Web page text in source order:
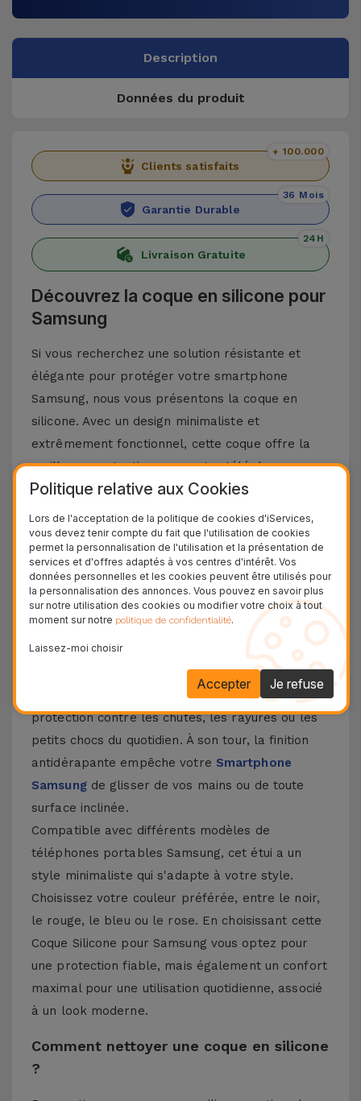
Description
Données du produit
Clients satisfaits
+ 100.000
Garantie Durable
36 Mois
Livraison Gratuite
24H
Découvrez la coque en silicone pour
Samsung
Si vous recherchez une solution résistante et
élégante pour protéger votre smartphone
Samsung, nous vous présentons la coque en
silicone. Avec un design minimaliste et
extrêmement fonctionnel, cette coque offre la
meilleure protection pour votre téléphone
portable, combinée à un toucher doux sans
négliger le design et les fonctionnalités
emblématiques de votre téléphone portable
Samsung.
Découvrez les avantages d'une coque en
silicone Samsung
La coque en silicone pour Samsung se distingue
par sa légèreté et sa flexibilité. Fabriqué à partir
de matériaux de haute qualité, vous aurez une
protection contre les chutes, les rayures ou les
petits chocs du quotidien. À son tour, la finition
antidérapante empêche votre Smartphone
Samsungde glisser de vos mains ou de toute
surface inclinée.
Compatible avec différents modèles de
téléphones portables Samsung, cet étui a un
style minimaliste qui s'adapte à votre style.
Choisissez votre couleur préférée, entre le noir,
le rouge, le bleu ou le rose. En choisissant cette
Coque Silicone pour Samsung vous optez pour
une protection fiable, mais également un confort
maximal pour une utilisation quotidienne, associé
à un look moderne.
Comment nettoyer une coque en silicone
?
Politique relative aux Cookies
Lors de l'acceptation de la politique de cookies d'iServices,
vous devez tenir compte du fait que l'utilisation de cookies
permet la personnalisation de l'utilisation et la présentation de
services et d'offres adaptés à vos centres d'intérêt. Vos
données personnelles et les cookies peuvent être utilisés pour
la personnalisation des annonces. Vous pouvez en savoir plus
sur notre utilisation des cookies ou modifier votre choix à tout
moment sur notre politique de confidentialité.
Laissez-moi choisir
Je refuse
Accepter